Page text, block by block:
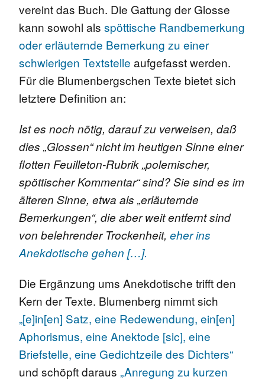
vereint das Buch. Die Gattung der Glosse
kann sowohl als spöttische Randbemerkung
oder erläuternde Bemerkung zu einer
schwierigen Textstelle aufgefasst werden.
Für die Blumenbergschen Texte bietet sich
letztere Definition an:
Ist es noch nötig, darauf zu verweisen, daß
dies „Glossen“ nicht im heutigen Sinne einer
flotten Feuilleton-Rubrik „polemischer,
spöttischer Kommentar“ sind? Sie sind es im
älteren Sinne, etwa als „erläuternde
Bemerkungen“, die aber weit entfernt sind
von belehrender Trockenheit, eher ins
Anekdotische gehen […].
Die Ergänzung ums Anekdotische trifft den
Kern der Texte. Blumenberg nimmt sich
„[e]in[en] Satz, eine Redewendung, ein[en]
Aphorismus, eine Anektode [sic], eine
Briefstelle, eine Gedichtzeile des Dichters“
und schöpft daraus „Anregung zu kurzen